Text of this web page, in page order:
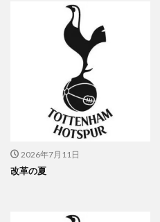
2026年7月11日
改革の夏